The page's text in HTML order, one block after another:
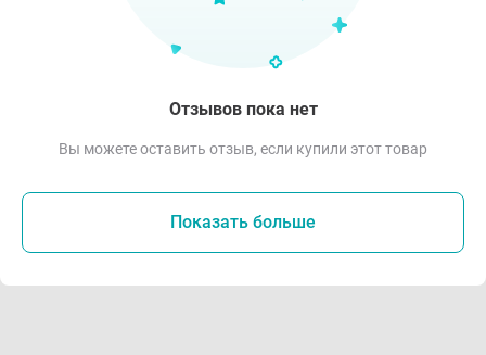
Отзывов пока нет
Вы можете оставить отзыв, если купили этот товар
Показать больше